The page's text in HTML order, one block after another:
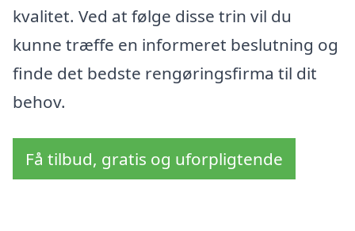
kvalitet. Ved at følge disse trin vil du
kunne træffe en informeret beslutning og
finde det bedste rengøringsfirma til dit
behov.
Få tilbud, gratis og uforpligtende